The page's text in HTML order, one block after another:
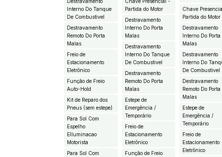
Interno Do Tanque
De Combustivel
Destravamento
Remoto Do Porta
Malas
Freio de
Estacionamento
Eletrônico
Função de Freio
Auto-Hold
Kit de Reparo dos
Pneus (sem estepe)
Para Sol Com
Espelho
EIluminacao
Motorista
Para Sol Com
Partida do Motor
Destravamento
Interno Do Porta
Malas
Destravamento
Interno Do Tanque
De Combustivel
Destravamento
Remoto Do Porta
Malas
Estepe de
Emergência /
Temporário
Freio de
Estacionamento
Eletrônico
Função de Freio
Chave
Partida do Motor
Destravamento
Interno Do Porta
Malas
Destravamento
Interno Do
De Combustivel
Destravamento
Remoto Do Porta
Malas
Estepe de
Emergência /
Temporário
Freio de
Estacionamento
Eletrônico